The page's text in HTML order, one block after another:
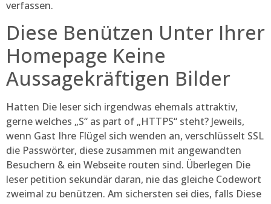
verfassen.
Diese Benützen Unter Ihrer
Homepage Keine
Aussagekräftigen Bilder
Hatten Die leser sich irgendwas ehemals attraktiv,
gerne welches „S“ as part of „HTTPS“ steht? Jeweils,
wenn Gast Ihre Flügel sich wenden an, verschlüsselt SSL
die Passwörter, diese zusammen mit angewandten
Besuchern & ein Webseite routen sind. Überlegen Die
leser petition sekundär daran, nie das gleiche Codewort
zweimal zu benützen. Am sichersten sei dies, falls Diese